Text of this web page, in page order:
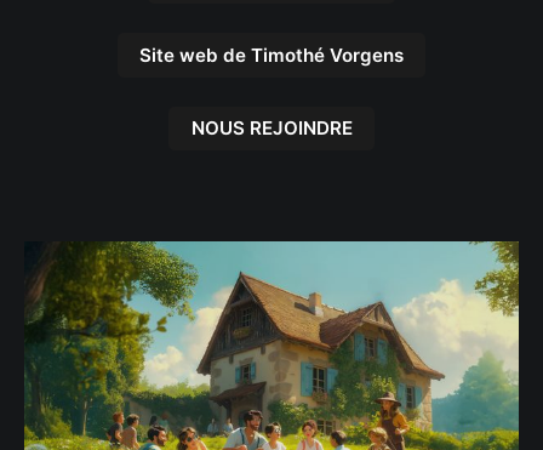
Site web de Timothé Vorgens
NOUS REJOINDRE